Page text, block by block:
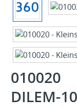
010020
DILEM-